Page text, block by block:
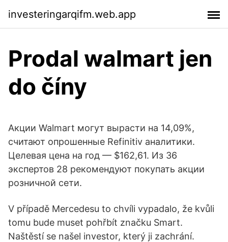
investeringarqifm.web.app
Prodal walmart jen
do číny
Акции Walmart могут вырасти на 14,09%,
считают опрошенные Refinitiv аналитики.
Целевая цена на год — $162,61. Из 36
экспертов 28 рекомендуют покупать акции
розничной сети.
V případě Mercedesu to chvíli vypadalo, že kvůli
tomu bude muset pohřbít značku Smart.
Naštěstí se našel investor, který ji zachrání.